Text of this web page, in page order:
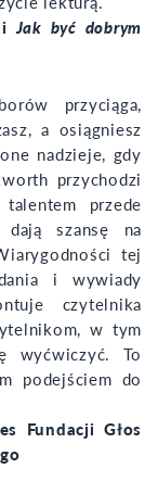
i Jak być dobrym
przyciąga,
a osiągniesz
nadzieje, gdy
przychodzi
przede
szansę na
tej
i wywiady
czytelnika
w tym
wyćwiczyć. To
podejściem do
Fundacji Głos